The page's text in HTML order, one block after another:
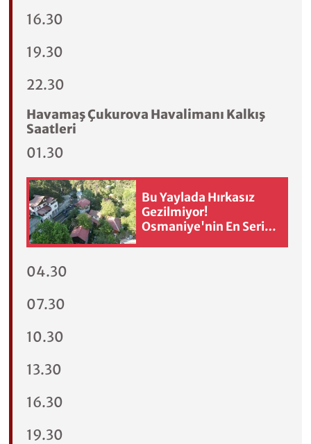
16.30
19.30
22.30
Havamaş Çukurova Havalimanı Kalkış
Saatleri
01.30
Bu Yaylada Hırkasız
Gezilmiyor!
Osmaniye'nin En Serin
04.30
07.30
10.30
13.30
16.30
19.30